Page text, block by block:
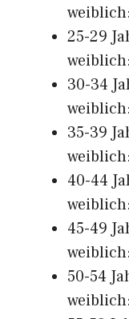
25-29
30-34
35-39
40-44
45-49
50-54